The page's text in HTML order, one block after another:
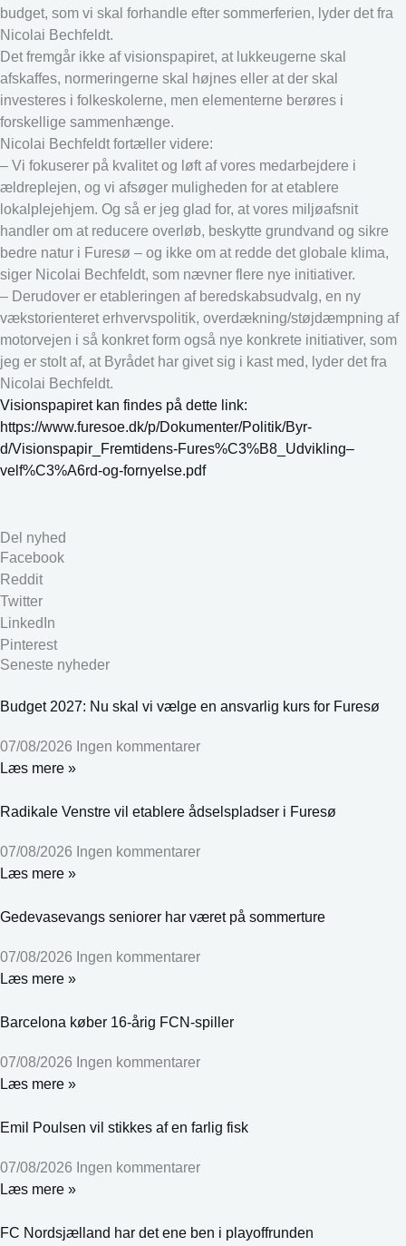
budget, som vi skal forhandle efter sommerferien, lyder det fra
Nicolai Bechfeldt.
Det fremgår ikke af visionspapiret, at lukkeugerne skal
afskaffes, normeringerne skal højnes eller at der skal
investeres i folkeskolerne, men elementerne berøres i
forskellige sammenhænge.
Nicolai Bechfeldt fortæller videre:
– Vi fokuserer på kvalitet og løft af vores medarbejdere i
ældreplejen, og vi afsøger muligheden for at etablere
lokalplejehjem. Og så er jeg glad for, at vores miljøafsnit
handler om at reducere overløb, beskytte grundvand og sikre
bedre natur i Furesø – og ikke om at redde det globale klima,
siger Nicolai Bechfeldt, som nævner flere nye initiativer.
– Derudover er etableringen af beredskabsudvalg, en ny
vækstorienteret erhvervspolitik, overdækning/støjdæmpning af
motorvejen i så konkret form også nye konkrete initiativer, som
jeg er stolt af, at Byrådet har givet sig i kast med, lyder det fra
Nicolai Bechfeldt.
Visionspapiret kan findes på dette link:
https://www.furesoe.dk/p/Dokumenter/Politik/Byr-
d/Visionspapir_Fremtidens-Fures%C3%B8_Udvikling–
velf%C3%A6rd-og-fornyelse.pdf
Del nyhed
Facebook
Reddit
Twitter
LinkedIn
Pinterest
Seneste nyheder
Budget 2027: Nu skal vi vælge en ansvarlig kurs for Furesø
07/08/2026 Ingen kommentarer
Læs mere »
Radikale Venstre vil etablere ådselspladser i Furesø
07/08/2026 Ingen kommentarer
Læs mere »
Gedevasevangs seniorer har været på sommerture
07/08/2026 Ingen kommentarer
Læs mere »
Barcelona køber 16-årig FCN-spiller
07/08/2026 Ingen kommentarer
Læs mere »
Emil Poulsen vil stikkes af en farlig fisk
07/08/2026 Ingen kommentarer
Læs mere »
FC Nordsjælland har det ene ben i playoffrunden